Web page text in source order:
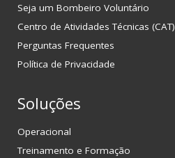
Seja um Bombeiro Voluntário
Centro de Atividades Técnicas (CAT)
Perguntas Frequentes
Política de Privacidade
Soluções
Operacional
Treinamento e Formação